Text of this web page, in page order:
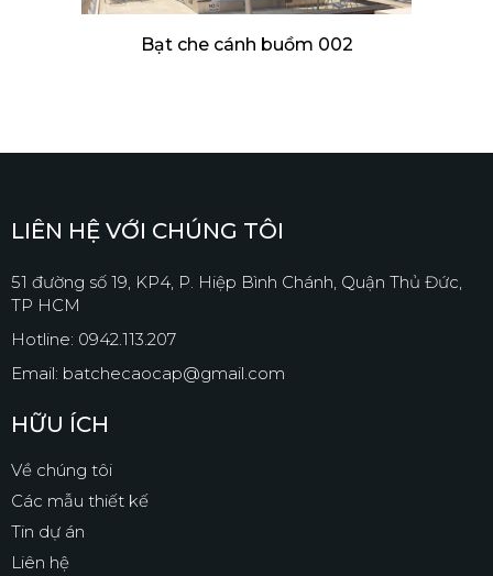
Bạt che cánh buồm 002
LIÊN HỆ VỚI CHÚNG TÔI
51 đường số 19, KP4, P. Hiệp Bình Chánh, Quận Thủ Đức,
TP HCM
Hotline: 0942.113.207
Email: batchecaocap@gmail.com
HỮU ÍCH
Về chúng tôi
Các mẫu thiết kế
Tin dự án
Liên hệ